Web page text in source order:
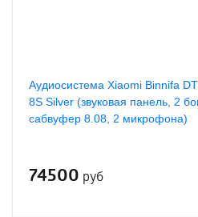
Аудиосистема Xiaomi Binnifa
8S Silver (звуковая панель, 2
сабвуфер 8.08, 2 микрофона)
74500 руб